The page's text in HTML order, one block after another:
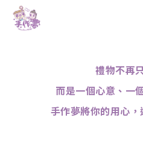
禮物不再
而是一個心意、一
手作夢將你的用心